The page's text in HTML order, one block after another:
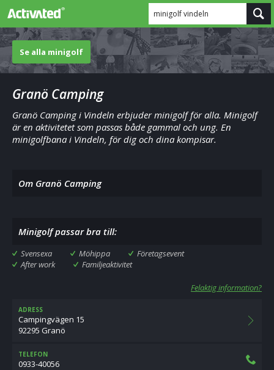
minigolf vindeln
Se alla minigolf
Granö Camping
Granö Camping i Vindeln erbjuder minigolf för alla. Minigolf
är en aktivitetet som passas både gammal och ung. En
minigolfbana i Vindeln, för dig och dina kompisar.
Om Granö Camping
Minigolf passar bra till:
Svensexa Möhippa
Företagsevent
After work
Familjeaktivitet
Felaktig information?
ADRESS
Campingvägen 15
92295 Granö
TELEFON
0933-40056